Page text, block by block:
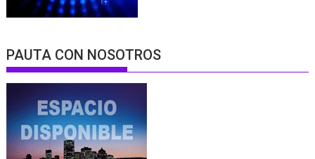
PAUTA CON NOSOTROS